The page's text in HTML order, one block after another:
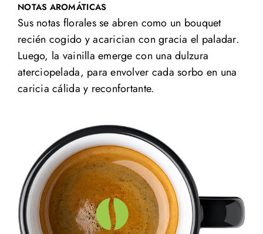
NOTAS AROMÁTICAS
Sus notas florales se abren como un bouquet
recién cogido y acarician con gracia el paladar.
Luego, la vainilla emerge con una dulzura
aterciopelada, para envolver cada sorbo en una
caricia cálida y reconfortante.